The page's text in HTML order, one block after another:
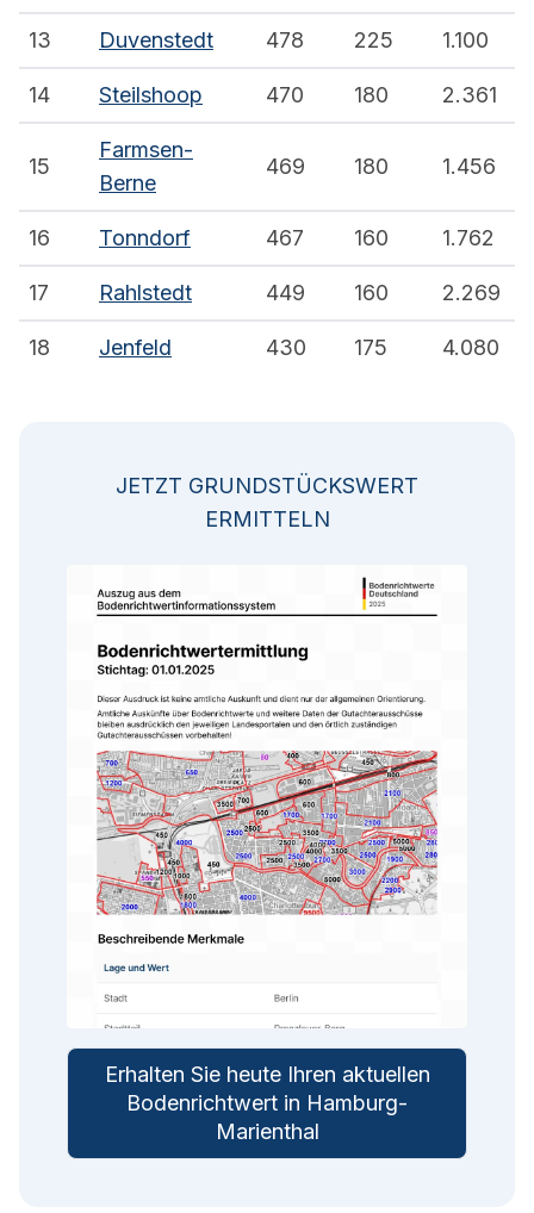
13 Duvenstedt 478 225 1.100
14 Steilshoop 470 180 2.361
15
Farmsen-
Berne
469 180 1.456
16 Tonndorf 467 160 1.762
17 Rahlstedt 449 160 2.269
18 Jenfeld 430 175 4.080
JETZT GRUNDSTÜCKSWERT
ERMITTELN
Erhalten Sie heute Ihren aktuellen
Bodenrichtwert in Hamburg-
Marienthal